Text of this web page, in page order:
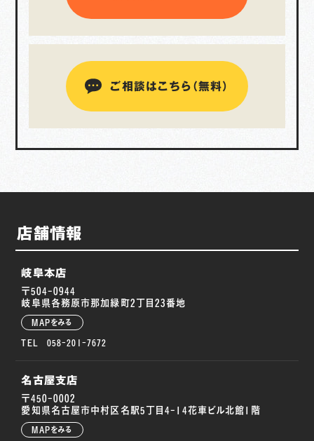
ご相談はこちら（無料）
店舗情報
岐阜本店
〒504-0944
岐阜県各務原市那加緑町2丁目23番地
MAPをみる
TEL 058-201-7672
名古屋支店
〒450-0002
愛知県名古屋市中村区名駅5丁目4-14花車ビル北館1階
MAPをみる